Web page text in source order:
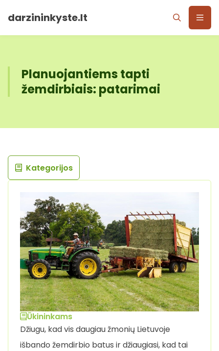
darzininkyste.lt
Planuojantiems tapti
žemdirbiais: patarimai
Ūkininkams
Džiugu, kad vis daugiau žmonių Lietuvoje
išbando žemdirbio batus ir džiaugiasi, kad tai
Kategorijos